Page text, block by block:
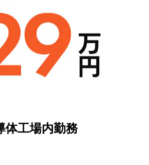
体工場内勤務